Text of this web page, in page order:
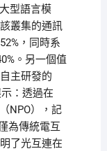
型語言模
叢集的通訊
，同時系
。另一個值
主研發的
：透過在
NPO），記
為傳統電互
了光互連在